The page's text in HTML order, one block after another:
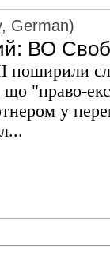
German)
ВО
поширили
"право-
у